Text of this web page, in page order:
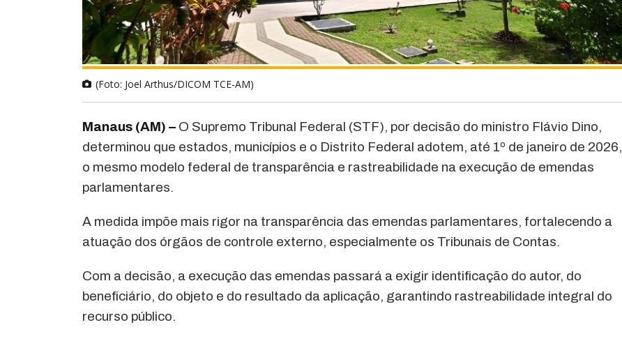
(Foto: Joel Arthus/DICOM TCE-AM)
Manaus (AM) – O Supremo Tribunal Federal (STF), por decisão do ministro Flávio Dino,
determinou que estados, municípios e o Distrito Federal adotem, até 1º de janeiro de 2026,
o mesmo modelo federal de transparência e rastreabilidade na execução de emendas
parlamentares.
A medida impõe mais rigor na transparência das emendas parlamentares, fortalecendo a
atuação dos órgãos de controle externo, especialmente os Tribunais de Contas.
Com a decisão, a execução das emendas passará a exigir identificação do autor, do
beneficiário, do objeto e do resultado da aplicação, garantindo rastreabilidade integral do
recurso público.